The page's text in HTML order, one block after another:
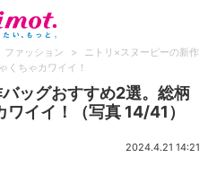
ファッション >
ニトリ×スヌーピーの新作
くちゃカワイイ！
ッグおすすめ2選。総柄
イイ！（写真 14/41）
2024.4.21 14:21